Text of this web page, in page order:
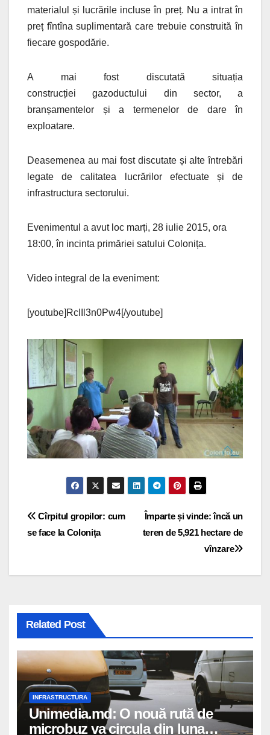
materialul și lucrările incluse în preț. Nu a intrat în
preț fîntîna suplimentară care trebuie construită în
fiecare gospodărie.
A mai fost discutată situația
construcției gazoductului din sector, a
branșamentelor și a termenelor de dare în
exploatare.
Deasemenea au mai fost discutate și alte întrebări
legate de calitatea lucrărilor efectuate și de
infrastructura sectorului.
Evenimentul a avut loc marți, 28 iulie 2015, ora
18:00, în incinta primăriei satului Colonița.
Video integral de la eveniment:
[youtube]RcIIl3n0Pw4[/youtube]
Navigare
articole
Împarte și vinde: încă un
teren de 5,921 hectare de
vînzare
Cîrpitul gropilor: cum
se face la Colonița
Related Post
INFRASTRUCTURA
Unimedia.md: O nouă rută de
microbuz va circula din luna